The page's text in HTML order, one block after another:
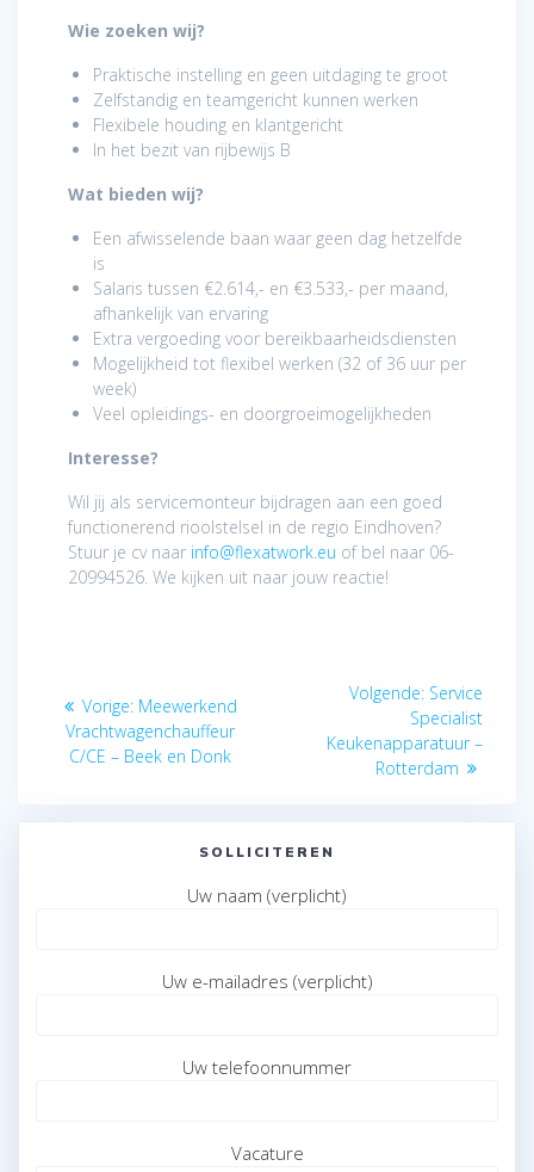
Wie zoeken wij?
Praktische instelling en geen uitdaging te groot
Zelfstandig en teamgericht kunnen werken
Flexibele houding en klantgericht
In het bezit van rijbewijs B
Wat bieden wij?
Een afwisselende baan waar geen dag hetzelfde
is
Salaris tussen €2.614,- en €3.533,- per maand,
afhankelijk van ervaring
Extra vergoeding voor bereikbaarheidsdiensten
Mogelijkheid tot flexibel werken (32 of 36 uur per
week)
Veel opleidings- en doorgroeimogelijkheden
Interesse?
Wil jij als servicemonteur bijdragen aan een goed
functionerend rioolstelsel in de regio Eindhoven?
Stuur je cv naar info@flexatwork.eu of bel naar 06-
20994526. We kijken uit naar jouw reactie!
navigatie
Vorige: Vorig
bericht:
Meewerkend
Vrachtwagenchauffeur
C/CE – Beek en Donk
Volgende: Volgend
bericht:
Service
Specialist
Keukenapparatuur –
Rotterdam
SOLLICITEREN
Uw naam (verplicht)
Uw e-mailadres (verplicht)
Uw telefoonnummer
Vacature